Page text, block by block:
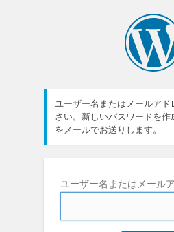
ユーザー名またはメールア
さい。新しいパスワードを作
をメールでお送りします。
ユーザー名またはメール